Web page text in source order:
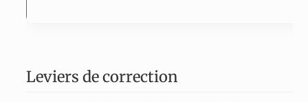
Leviers de correction